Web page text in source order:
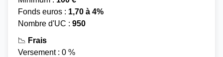
Fonds euros : 1,70 à 4%
Nombre d'UC : 950
📉 Frais
Versement : 0 %